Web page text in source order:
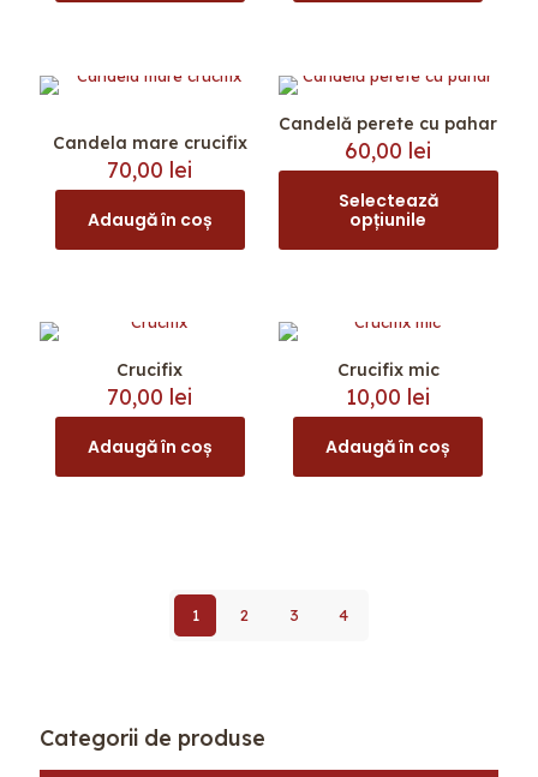
Candela mare crucifix
70,00 lei
Adaugă în coș
Candelă perete cu pahar
60,00 lei
Selectează
opțiunile
variații.
alese
Crucifix
70,00 lei
Adaugă în coș
Crucifix mic
10,00 lei
Adaugă în coș
1 2 3 4
Categorii de produse